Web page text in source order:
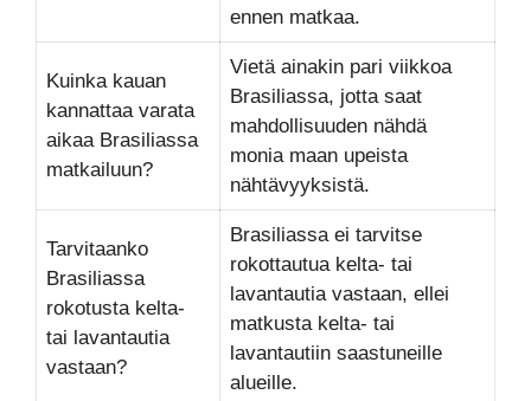
ennen matkaa.
Kuinka kauan
kannattaa varata
aikaa Brasiliassa
matkailuun?
Vietä ainakin pari viikkoa
Brasiliassa, jotta saat
mahdollisuuden nähdä
monia maan upeista
nähtävyyksistä.
Tarvitaanko
Brasiliassa
rokotusta kelta-
tai lavantautia
vastaan?
Brasiliassa ei tarvitse
rokottautua kelta- tai
lavantautia vastaan, ellei
matkusta kelta- tai
lavantautiin saastuneille
alueille.